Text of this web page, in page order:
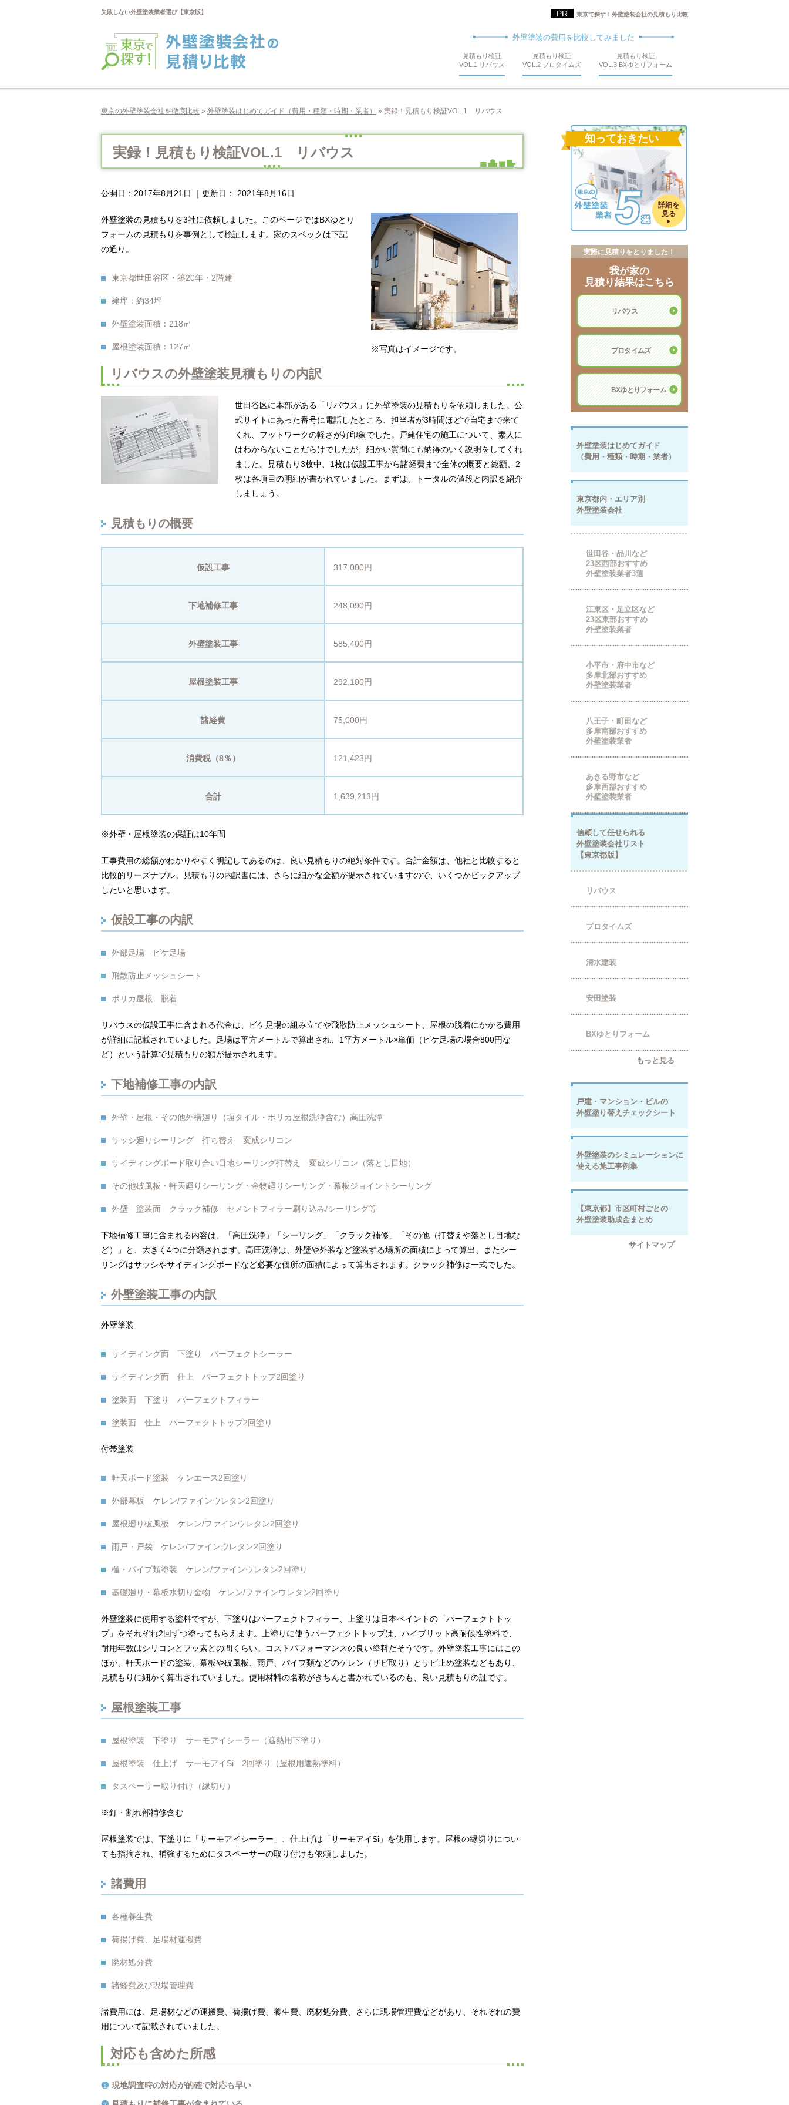
東京で探す！外壁塗装会社の見積もり比較
失敗しない外壁塗装業者選び【東京版】
外壁塗装の費用を比較してみました
見積もり検証
VOL.1 リバウス
見積もり検証
VOL.2 プロタイムズ
見積もり検証
VOL.3 BXゆとりフォーム
東京の外壁塗装会社を徹底比較 » 外壁塗装はじめてガイド（費用・種類・時期・業者） » 実録！見積もり検証VOL.1 リバウス
実録！見積もり検証VOL.1 リバウス
公開日： 2017年8月21日 ｜更新日： 2021年8月16日
※写真はイメージです。
外壁塗装の見積もりを3社に依頼しました。このページではBXゆとり
フォームの見積もりを事例として検証します。家のスペックは下記
の通り。
東京都世田谷区・築20年・2階建
建坪：約34坪
外壁塗装面積：218㎡
屋根塗装面積：127㎡
リバウスの外壁塗装見積もりの内訳
世田谷区に本部がある「リバウス」に外壁塗装の見積もりを依頼しました。公
式サイトにあった番号に電話したところ、担当者が3時間ほどで自宅まで来て
くれ、フットワークの軽さが好印象でした。戸建住宅の施工について、素人に
はわからないことだらけでしたが、細かい質問にも納得のいく説明をしてくれ
ました。見積もり3枚中、1枚は仮設工事から諸経費まで全体の概要と総額、2
枚は各項目の明細が書かれていました。まずは、トータルの値段と内訳を紹介
しましょう。
見積もりの概要
仮設工事 317,000円
下地補修工事 248,090円
外壁塗装工事 585,400円
屋根塗装工事 292,100円
諸経費 75,000円
消費税（8％） 121,423円
合計 1,639,213円
※外壁・屋根塗装の保証は10年間
工事費用の総額がわかりやすく明記してあるのは、良い見積もりの絶対条件です。合計金額は、他社と比較すると
比較的リーズナブル。見積もりの内訳書には、さらに細かな金額が提示されていますので、いくつかピックアップ
したいと思います。
仮設工事の内訳
外部足場 ビケ足場
飛散防止メッシュシート
ポリカ屋根 脱着
リバウスの仮設工事に含まれる代金は、ビケ足場の組み立てや飛散防止メッシュシート、屋根の脱着にかかる費用
が詳細に記載されていました。足場は平方メートルで算出され、1平方メートル×単価（ビケ足場の場合800円な
ど）という計算で見積もりの額が提示されます。
下地補修工事の内訳
外壁・屋根・その他外構廻り（塀タイル・ポリカ屋根洗浄含む）高圧洗浄
サッシ廻りシーリング 打ち替え 変成シリコン
サイディングボード取り合い目地シーリング打替え 変成シリコン（落とし目地）
その他破風板・軒天廻りシーリング・金物廻りシーリング・幕板ジョイントシーリング
外壁 塗装面 クラック補修 セメントフィラー刷り込み/シーリング等
下地補修工事に含まれる内容は、「高圧洗浄」「シーリング」「クラック補修」「その他（打替えや落とし目地な
ど）」と、大きく4つに分類されます。高圧洗浄は、外壁や外装など塗装する場所の面積によって算出、またシー
リングはサッシやサイディングボードなど必要な個所の面積によって算出されます。クラック補修は一式でした。
外壁塗装工事の内訳
外壁塗装
サイディング面 下塗り パーフェクトシーラー
サイディング面 仕上 パーフェクトトップ2回塗り
塗装面 下塗り パーフェクトフィラー
塗装面 仕上 パーフェクトトップ2回塗り
付帯塗装
軒天ボード塗装 ケンエース2回塗り
外部幕板 ケレン/ファインウレタン2回塗り
屋根廻り破風板 ケレン/ファインウレタン2回塗り
雨戸・戸袋 ケレン/ファインウレタン2回塗り
樋・パイプ類塗装 ケレン/ファインウレタン2回塗り
基礎廻り・幕板水切り金物 ケレン/ファインウレタン2回塗り
外壁塗装に使用する塗料ですが、下塗りはパーフェクトフィラー、上塗りは日本ペイントの「パーフェクトトッ
プ」をそれぞれ2回ずつ塗ってもらえます。上塗りに使うパーフェクトトップは、ハイブリット高耐候性塗料で、
耐用年数はシリコンとフッ素との間くらい。コストパフォーマンスの良い塗料だそうです。外壁塗装工事にはこの
ほか、軒天ボードの塗装、幕板や破風板、雨戸、パイプ類などのケレン（サビ取り）とサビ止め塗装などもあり、
見積もりに細かく算出されていました。使用材料の名称がきちんと書かれているのも、良い見積もりの証です。
屋根塗装工事
屋根塗装 下塗り サーモアイシーラー（遮熱用下塗り）
屋根塗装 仕上げ サーモアイSi 2回塗り（屋根用遮熱塗料）
タスペーサー取り付け（縁切り）
※釘・割れ部補修含む
屋根塗装では、下塗りに「サーモアイシーラー」、仕上げは「サーモアイSi」を使用します。屋根の縁切りについ
ても指摘され、補強するためにタスペーサーの取り付けも依頼しました。
諸費用
各種養生費
荷揚げ費、足場材運搬費
廃材処分費
諸経費及び現場管理費
諸費用には、足場材などの運搬費、荷揚げ費、養生費、廃材処分費、さらに現場管理費などがあり、それぞれの費
用について記載されていました。
対応も含めた所感
現地調査時の対応が的確で対応も早い
知っておきたい
詳細を
見る
実際に見積りをとりました！
我が家の
見積り結果はこちら
vol.
1 リバウス
vol.
2 プロタイムズ
vol.
3 BXゆとりフォーム
外壁塗装はじめてガイド
（費用・種類・時期・業者）
東京都内・エリア別
外壁塗装会社
世田谷・品川など
23区西部おすすめ
外壁塗装業者3選
江東区・足立区など
23区東部おすすめ
外壁塗装業者
小平市・府中市など
多摩北部おすすめ
外壁塗装業者
八王子・町田など
多摩南部おすすめ
外壁塗装業者
あきる野市など
多摩西部おすすめ
外壁塗装業者
信頼して任せられる
外壁塗装会社リスト
【東京都版】
リバウス
プロタイムズ
清水建装
安田塗装
BXゆとりフォーム
もっと見る
戸建・マンション・ビルの
外壁塗り替えチェックシート
外壁塗装のシミュレーションに
使える施工事例集
【東京都】市区町村ごとの
外壁塗装助成金まとめ
サイトマップ